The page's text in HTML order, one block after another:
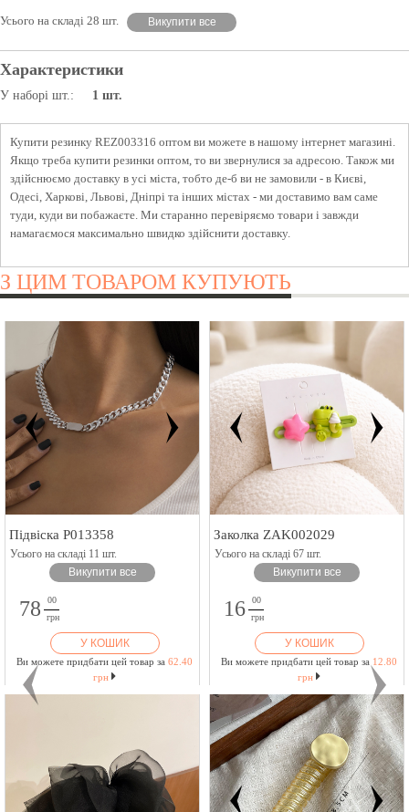
Усього на складі 28 шт. Викупити все
Характеристики
У наборі шт.: 1 шт.
Купити резинку REZ003316 оптом ви можете в нашому інтернет магазині.
Якщо треба купити резинки оптом, то ви звернулися за адресою. Також ми
здійснюємо доставку в усі міста, тобто де-б ви не замовили - в Києві,
Одесі, Харкові, Львові, Дніпрі та інших містах - ми доставимо вам саме
туди, куди ви побажаєте. Ми старанно перевіряємо товари і завжди
намагаємося максимально швидко здійснити доставку.
З ЦИМ ТОВАРОМ КУПУЮТЬ
Підвіска P013358
Усього на складі 11 шт.
Викупити все
78
00
грн
У КОШИК
Ви можете придбати цей товар за 62.40
грн
Заколка ZAK002029
Усього на складі 67 шт.
Викупити все
16
00
грн
У КОШИК
Ви можете придбати цей товар за 12.80
грн